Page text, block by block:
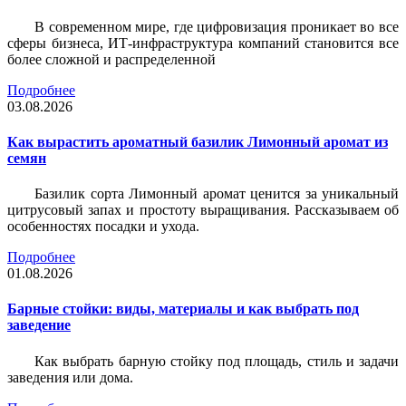
В современном мире, где цифровизация проникает во все
сферы бизнеса, ИТ-инфраструктура компаний становится все
более сложной и распределенной
Подробнее
03.08.2026
Как вырастить ароматный базилик Лимонный аромат из
семян
Базилик сорта Лимонный аромат ценится за уникальный
цитрусовый запах и простоту выращивания. Рассказываем об
особенностях посадки и ухода.
Подробнее
01.08.2026
Барные стойки: виды, материалы и как выбрать под
заведение
Как выбрать барную стойку под площадь, стиль и задачи
заведения или дома.